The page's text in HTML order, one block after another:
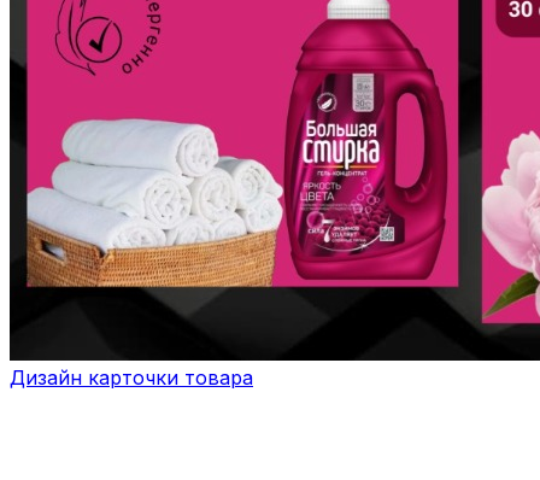
Дизайн карточки товара